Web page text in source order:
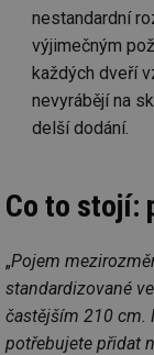
nestandardní
výjimečným
každých dveří
nevyrábějí na
delší dodání.
Co to stojí:
„Pojem
standardizované
častějším 210 cm.
potřebujete přidat